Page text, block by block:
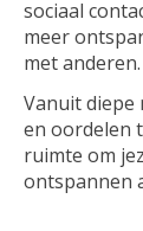
sociaal
meer
met anderen.
Vanuit diepe
en oordelen
ruimte om
ontspannen